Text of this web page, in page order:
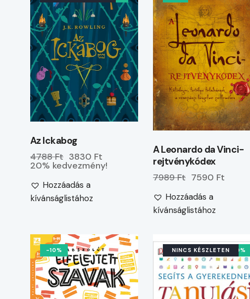
Az Ickabog
4788 Ft 3830 Ft
20% kedvezmény!
Hozzáadás a
kívánságlistához
A Leonardo da Vinci-
rejtvénykódex
7989 Ft 7590 Ft
Hozzáadás a
kívánságlistához
-10% NINCS KÉSZLETEN -10%